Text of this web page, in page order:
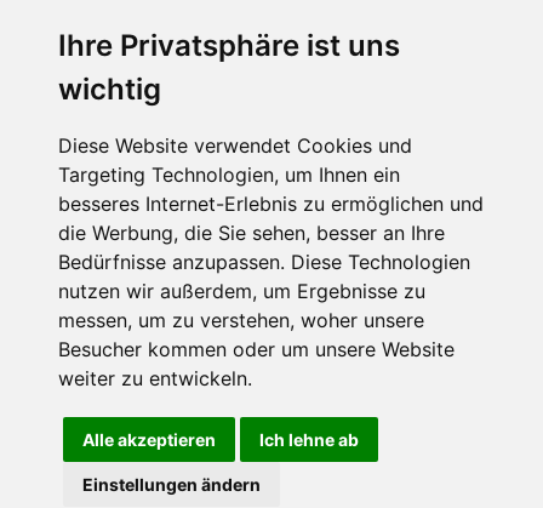
Ihre Privatsphäre ist uns
wichtig
Diese Website verwendet Cookies und
Targeting Technologien, um Ihnen ein
besseres Internet-Erlebnis zu ermöglichen und
die Werbung, die Sie sehen, besser an Ihre
Bedürfnisse anzupassen. Diese Technologien
nutzen wir außerdem, um Ergebnisse zu
messen, um zu verstehen, woher unsere
Besucher kommen oder um unsere Website
weiter zu entwickeln.
Alle akzeptieren Ich lehne ab
Einstellungen ändern
CPost.org © 2013-2023 The Celebrity Post.
Terms of Use | Privacy|Cookies Policy( Einstellungen ändern )
About Us
Advertising
Contact Us
YouTube